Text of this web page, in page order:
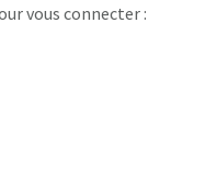
vous connecter :